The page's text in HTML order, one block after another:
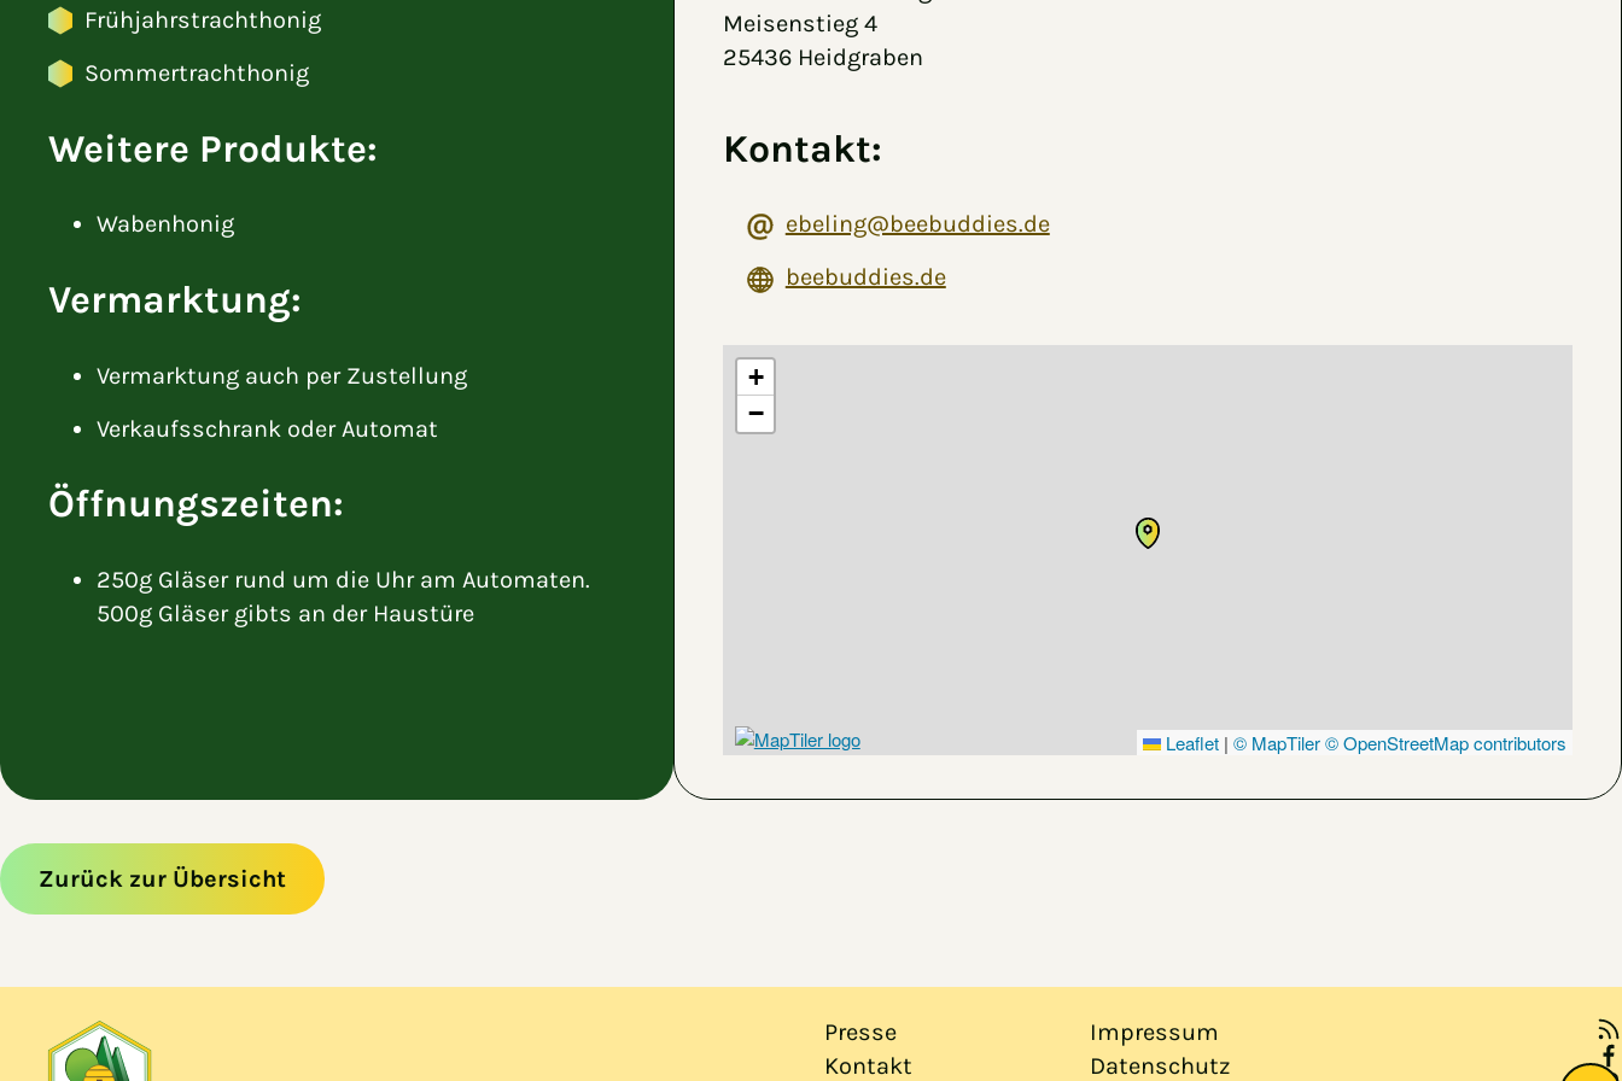
Frühjahrstrachthonig
Sommertrachthonig
Weitere Produkte:
Wabenhonig
Vermarktung:
Vermarktung auch per Zustellung
Verkaufsschrank oder Automat
Öffnungszeiten:
250g Gläser rund um die Uhr am Automaten.
500g Gläser gibts an der Haustüre
Meisenstieg 4
25436 Heidgraben
Kontakt:
ebeling@beebuddies.de
beebuddies.de
+
−
Leaflet | © MapTiler© OpenStreetMap contributors
Zurück zur Übersicht
Presse
Kontakt
Impressum
Datenschutz